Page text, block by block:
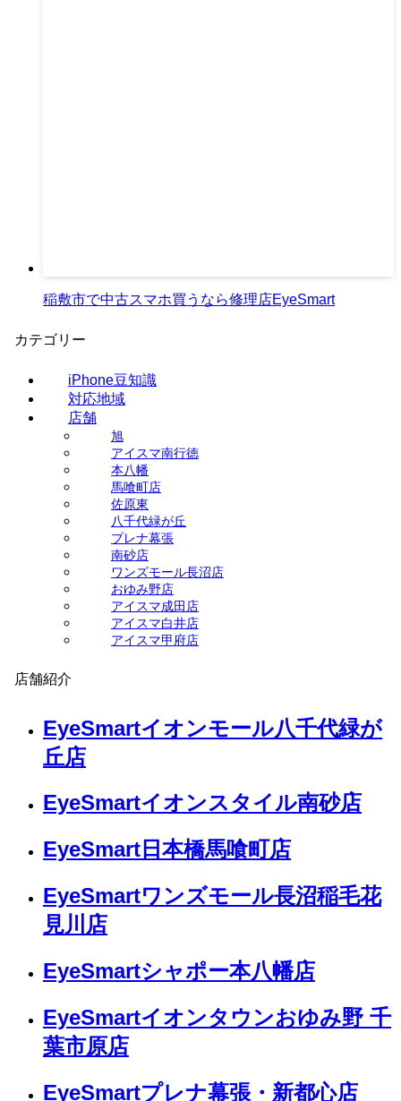
稲敷市で中古スマホ買うなら修理店EyeSmart
カテゴリー
iPhone豆知識
対応地域
店舗
旭
アイスマ南行徳
本八幡
馬喰町店
佐原東
八千代緑が丘
プレナ幕張
南砂店
ワンズモール長沼店
おゆみ野店
アイスマ成田店
アイスマ白井店
アイスマ甲府店
店舗紹介
EyeSmartイオンモール八千代緑が
丘店
EyeSmartイオンスタイル南砂店
EyeSmart日本橋馬喰町店
EyeSmartワンズモール長沼稲毛花
見川店
EyeSmartシャポー本八幡店
EyeSmartイオンタウンおゆみ野 千
葉市原店
EyeSmartプレナ幕張・新都心店